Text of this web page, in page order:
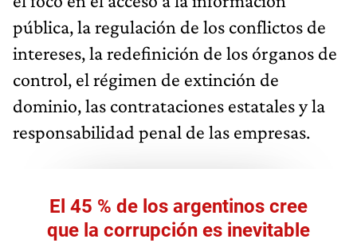
pública, la regulación de los conflictos de
intereses, la redefinición de los órganos de
control, el régimen de extinción de
dominio, las contrataciones estatales y la
responsabilidad penal de las empresas.
El 45 % de los argentinos cree
que la corrupción es inevitable